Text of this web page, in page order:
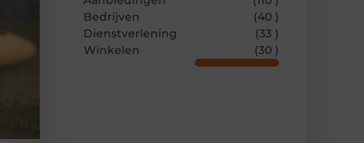
Bedrijven
(40 )
Dienstverlening
(33 )
Winkelen
(30 )